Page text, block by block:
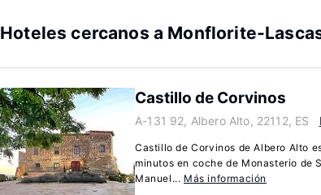
Hoteles cercanos a Monflorite-
Castillo de Corvinos
A-131 92, Albero Alto, 22112, ES
Castillo de Corvinos de Albero Alto
minutos en coche de Monasterio de
Manuel... Más información